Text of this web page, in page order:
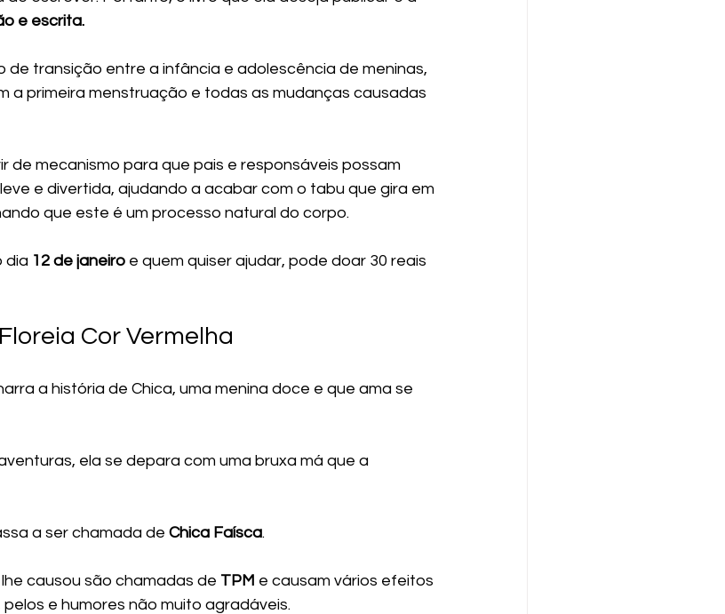
e escrita.
de transição entre a infância e adolescência de meninas,
a primeira menstruação e todas as mudanças causadas
de mecanismo para que pais e responsáveis possam
e divertida, ajudando a acabar com o tabu que gira em
que este é um processo natural do corpo.
dia 12 de janeiro e quem quiser ajudar, pode doar 30 reais
Cor Vermelha
a história de Chica, uma menina doce e que ama se
ela se depara com uma bruxa má que a
a ser chamada de Chica Faísca.
causou são chamadas de TPM e causam vários efeitos
e humores não muito agradáveis.